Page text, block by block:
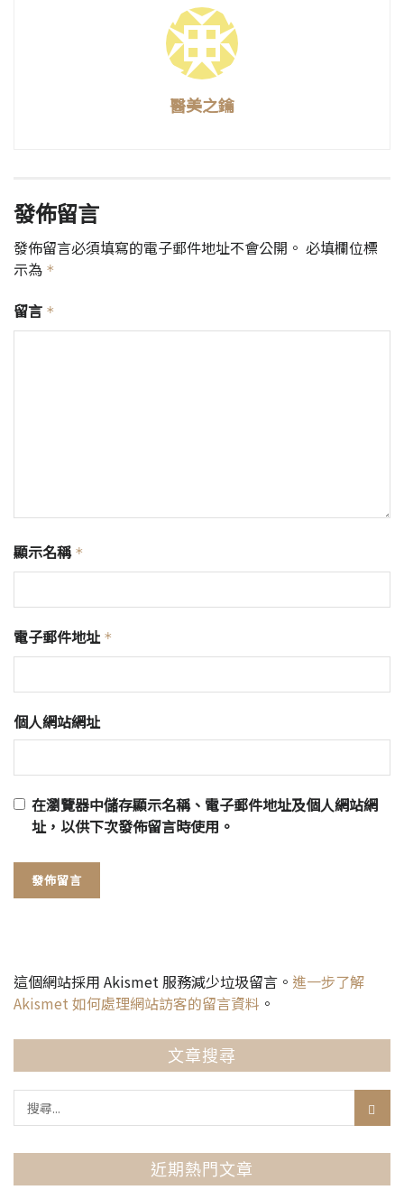
醫美之鑰
發佈留言
發佈留言必須填寫的電子郵件地址不會公開。 必填欄位標
示為 *
留言 *
顯示名稱 *
電子郵件地址 *
個人網站網址
在瀏覽器中儲存顯示名稱、電子郵件地址及個人網站網
址，以供下次發佈留言時使用。
這個網站採用 Akismet 服務減少垃圾留言。 進一步了解
Akismet 如何處理網站訪客的留言資料 。
文章搜尋
近期熱門文章